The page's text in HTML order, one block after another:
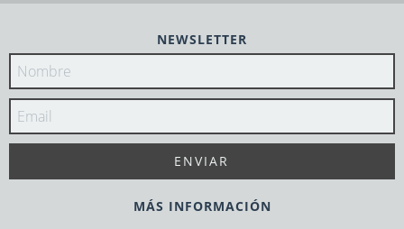
NEWSLETTER
MÁS INFORMACIÓN